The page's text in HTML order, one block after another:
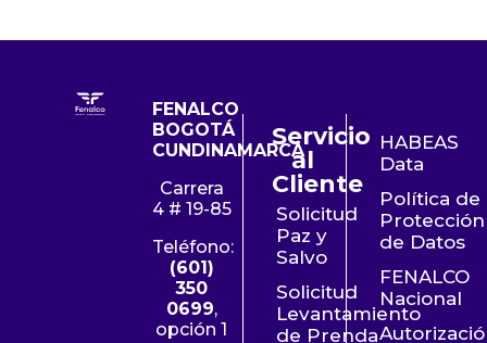
FENALCO
BOGOTÁ
CUNDINAMARCA
Carrera
4 # 19-85
Teléfono:
(601)
350
0699,
opción 1
Servicio
al
Cliente
Solicitud
Paz y
Salvo
Solicitud
Levantamiento
de Prenda
HABEAS
Data
Política de
Protección
de Datos
FENALCO
Nacional